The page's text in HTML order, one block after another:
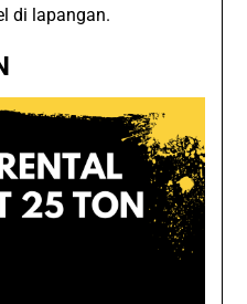
di lapangan.